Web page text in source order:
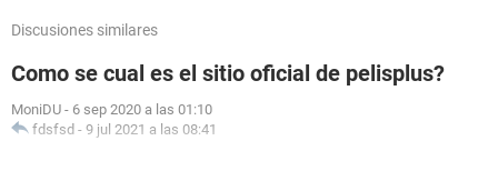
Discusiones similares
Como se cual es el sitio oficial de pelisplus?
MoniDU - 6 sep 2020 a las 01:10
fdsfsd - 9 jul 2021 a las 08:41